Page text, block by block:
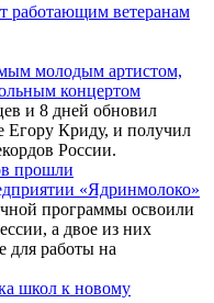
работающим ветеранам
молодым артистом,
концертом
и 8 дней обновил
Егору Криду, и получил
России.
прошли
«Ядринмолоко»
программы освоили
а двое из них
для работы на
школ к новому